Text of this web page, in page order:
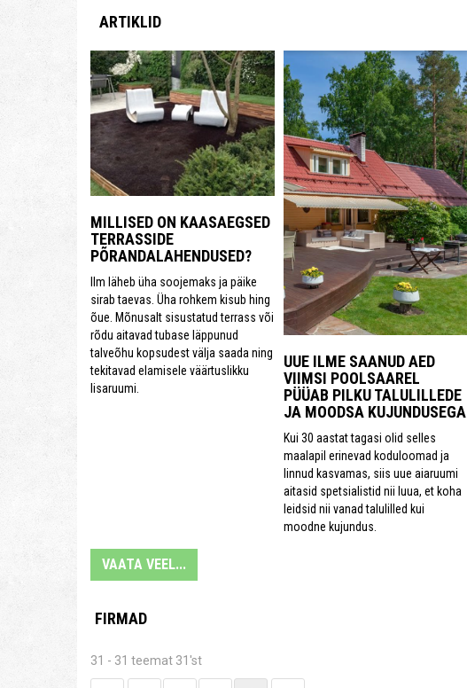
ARTIKLID
MILLISED ON KAASAEGSED
TERRASSIDE
PÕRANDALAHENDUSED?
Ilm läheb üha soojemaks ja päike
sirab taevas. Üha rohkem kisub hing
õue. Mõnusalt sisustatud terrass või
rõdu aitavad tubase läppunud
talveõhu kopsudest välja saada ning
tekitavad elamisele väärtuslikku
lisaruumi.
UUE ILME SAANUD AED
VIIMSI POOLSAAREL
PÜÜAB PILKU TALULILLEDE
JA MOODSA KUJUNDUSEGA
Kui 30 aastat tagasi olid selles
maalapil erinevad koduloomad ja
linnud kasvamas, siis uue aiaruumi
aitasid spetsialistid nii luua, et koha
leidsid nii vanad talulilled kui
moodne kujundus.
VAATA VEEL...
FIRMAD
31 - 31 teemat 31'st